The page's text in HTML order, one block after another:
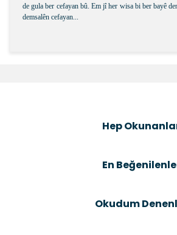
de gula ber cefayan bû. Em jî her wisa bi ber bayê
demsalên cefayan...
Ürün açıklamasında eksik bilgiler
Ürün fiyatı diğer sitelerden daha
Hep
En
Okudum